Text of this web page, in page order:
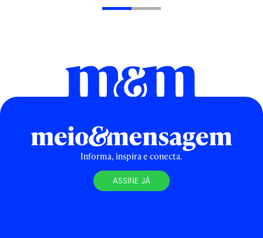
Informa, inspira e conecta.
ASSINE JÁ